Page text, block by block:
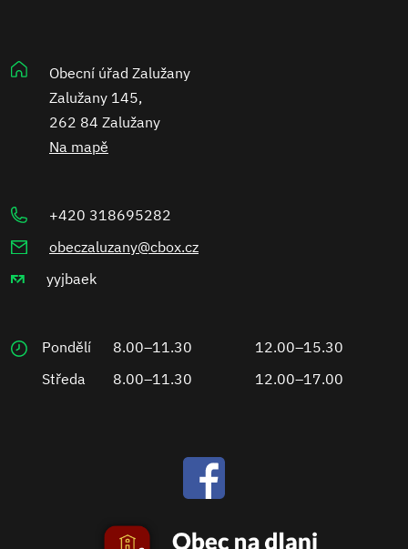
Obecní úřad Zalužany
Zalužany 145,
262 84 Zalužany
Na mapě
+420 318695282
obeczaluzany@cbox.cz
yyjbaek
Pondělí 8.00–11.30
12.00–15.30
Středa
8.00–11.30 12.00–17.00